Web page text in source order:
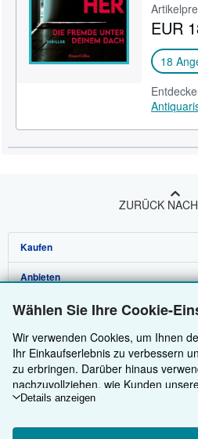
Wählen Sie Ihre Cookie-
Wir verwenden Cookies, um Ihnen
Ihr Einkaufserlebnis zu verbessern
zu erbringen. Darüber hinaus
nachzuvollziehen, wie Kunden
die Erfassung von Website-
Cookies von Drittanbietern ein, um
Details anzeigen
EUR
18
ZURÜCK
Kaufen
Detailsuche
Sammlungen
Nutzerkonto
Meine Bestellungen
Warenkorb
Anbieten
Verkäufer werden
Partnerprogramm
Empfehlen Sie einen Verkäufer
Über uns
Über uns / Impressum
Presse
Karriere
Datenschutzerklärung
Hilfe
Hilfebereich
Kundenservice
Weitere AbeBooks Unternehmen
AbeBooks.com
AbeBooks.co.uk
AbeBooks folgen